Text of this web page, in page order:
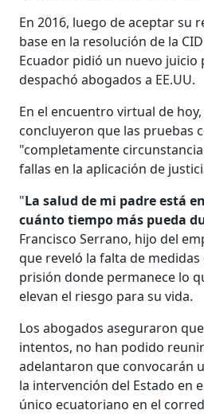
En 2016, luego de aceptar su
base en la resolución de la
Ecuador pidió un nuevo
despachó abogados a EE.UU.
En el encuentro virtual de
concluyeron que las pruebas
"completamente
fallas en la aplicación de
"La salud de mi padre está
cuánto tiempo más pueda
Francisco Serrano, hijo del
que reveló la falta de
prisión donde permanece lo
elevan el riesgo para su vida.
Los abogados aseguraron
intentos, no han podido
adelantaron que convocarán
la intervención del Estado en
único ecuatoriano en el